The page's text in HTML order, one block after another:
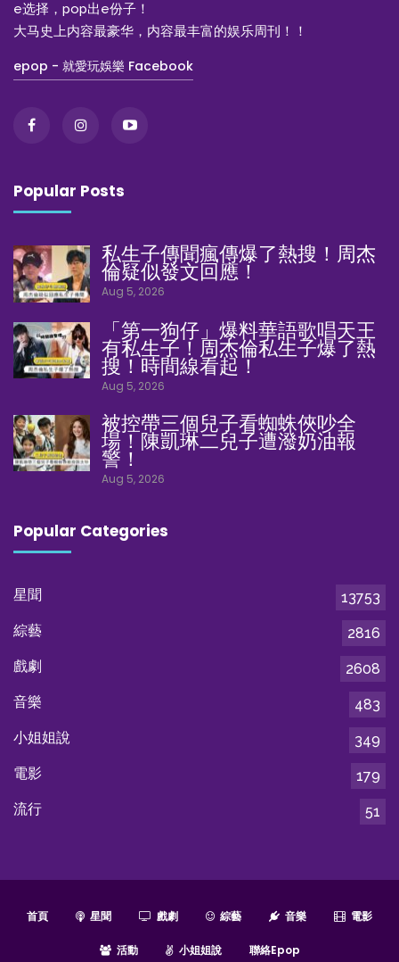
e选择，pop出e份子！
大马史上内容最豪华，内容最丰富的娱乐周刊！！
epop - 就愛玩娛樂 Facebook
Popular Posts
私生子傳聞瘋傳爆了熱搜！周杰
倫疑似發文回應！
Aug 5, 2026
「第一狗仔」爆料華語歌唱天王
有私生子！周杰倫私生子爆了熱
搜！時間線看起！
Aug 5, 2026
被控帶三個兒子看蜘蛛俠吵全
場！陳凱琳二兒子遭潑奶油報
警！
Aug 5, 2026
Popular Categories
星聞
13753
綜藝
2816
戲劇
2608
音樂
483
小姐姐說
349
電影
179
流行
51
首頁 星聞 戲劇 綜藝 音樂 電影
活動 小姐姐說 聯絡epop